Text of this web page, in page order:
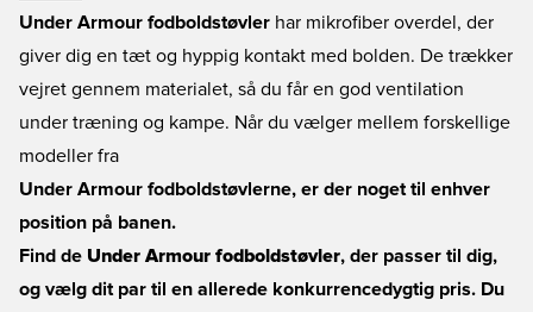
et patenteret 4D Foam system, som mindsker stødabsorberingen markant,
Under Armour fodboldstøvler har mikrofiber overdel, der
giver dig en tæt og hyppig kontakt med bolden. De trækker
vejret gennem materialet, så du får en god ventilation
under træning og kampe. Når du vælger mellem forskellige
modeller fra
Under Armour fodboldstøvlerne, er der noget til enhver
position på banen.
Find de Under Armour fodboldstøvler, der passer til dig,
og vælg dit par til en allerede konkurrencedygtig pris. Du